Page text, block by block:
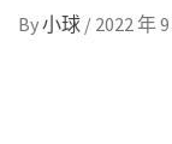
By小球 / 2022 年